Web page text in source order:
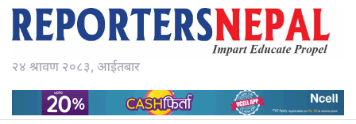
२४ श्रावण २०८३, आईतबार